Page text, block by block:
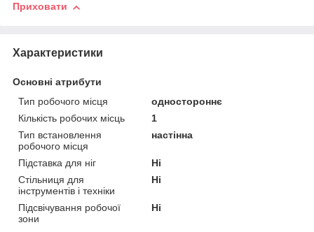
Приховати
Характеристики
Основні атрибути
Тип робочого місця
одностороннє
Кількість робочих місць
1
Тип встановлення
робочого місця
настінна
Підставка для ніг
Ні
Стільниця для
інструментів і техніки
Ні
Підсвічування робочої
зони
Ні